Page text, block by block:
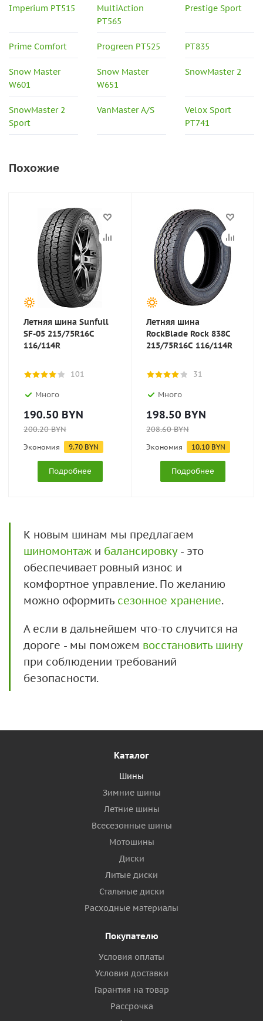
Imperium PT515
MultiAction
PT565
Prestige Sport
Prime Comfort Progreen PT525 PT835
Snow Master
W601
Snow Master
W651
SnowMaster 2
SnowMaster 2
Sport
VanMaster A/S
Velox Sport
PT741
Похожие
Летняя шина Sunfull
SF-05 215/75R16C
116/114R
101
Много
190.50 BYN
200.20BYN
Экономия 9.70 BYN
Подробнее
Летняя шина
RockBlade Rock 838C
215/75R16C 116/114R
31
Много
198.50 BYN
208.60BYN
Экономия 10.10 BYN
Подробнее
К новым шинам мы предлагаем
шиномонтаж и балансировку- это
обеспечивает ровный износ и
комфортное управление. По желанию
можно оформить сезонное хранение.
А если в дальнейшем что-то случится на
дороге - мы поможем восстановить шину
при соблюдении требований
безопасности.
Каталог
Шины
Зимние шины
Летние шины
Всесезонные шины
Мотошины
Диски
Литые диски
Стальные диски
Расходные материалы
Покупателю
Условия оплаты
Условия доставки
Гарантия на товар
Рассрочка